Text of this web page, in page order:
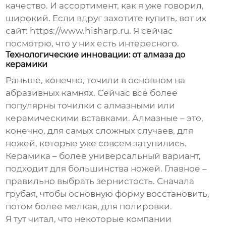
качество. И ассортимент, как я уже говорил,
широкий. Если вдруг захотите купить, вот их
сайт: https://www.hisharp.ru. Я сейчас
посмотрю, что у них есть интересного.
Технологические инновации: от алмаза до
керамики
Раньше, конечно, точили в основном на
абразивных камнях. Сейчас всё более
популярны точилки с алмазными или
керамическими вставками. Алмазные – это,
конечно, для самых сложных случаев, для
ножей, которые уже совсем затупились.
Керамика – более универсальный вариант,
подходит для большинства ножей. Главное –
правильно выбрать зернистость. Сначала
грубая, чтобы основную форму восстановить,
потом более мелкая, для полировки.
Я тут читал, что некоторые компании